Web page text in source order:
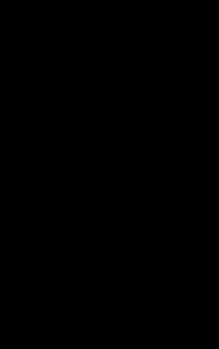
заказ.
Всем